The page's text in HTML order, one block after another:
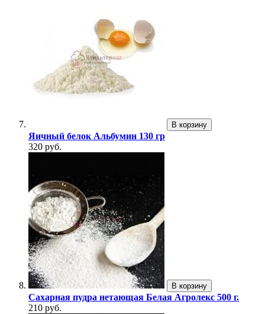
В корзину
Яичный белок Альбумин 130 гр
320 руб.
В корзину
Сахарная пудра нетающая Белая Агролекс 500 г.
210 руб.